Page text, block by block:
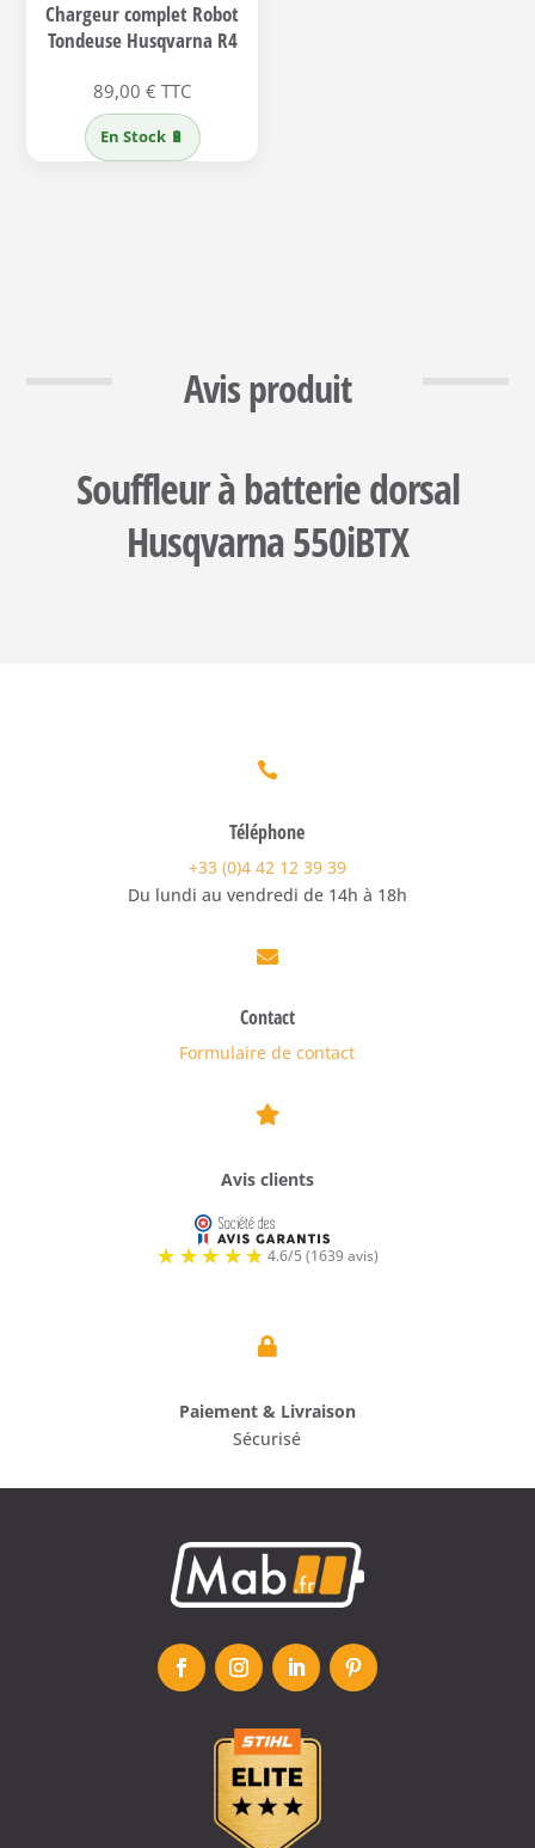
Chargeur complet Robot
Tondeuse Husqvarna R4
89,00€ TTC
En Stock 🔋
Avis produit
Souffleur à batterie dorsal
Husqvarna 550iBTX

Téléphone
+33 (0)4 42 12 39 39
Du lundi au vendredi de 14h à 18h

Contact
Formulaire de contact

Avis clients

Paiement & Livraison
Sécurisé